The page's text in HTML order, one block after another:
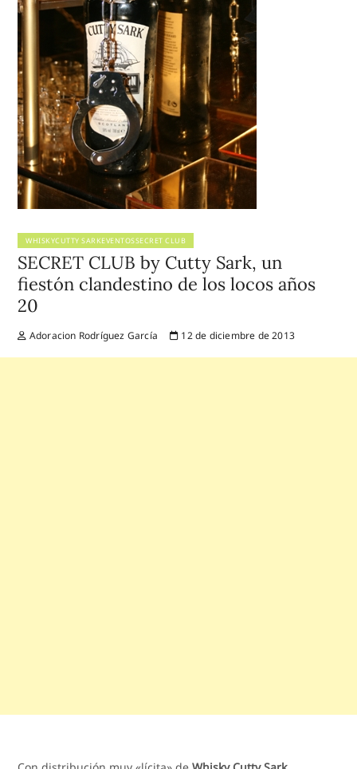
WHISKYCUTTY SARKEVENTOSSECRET CLUB
SECRET CLUB by Cutty Sark, un
fiestón clandestino de los locos años
20
Adoracion Rodríguez García 12 de diciembre de 2013